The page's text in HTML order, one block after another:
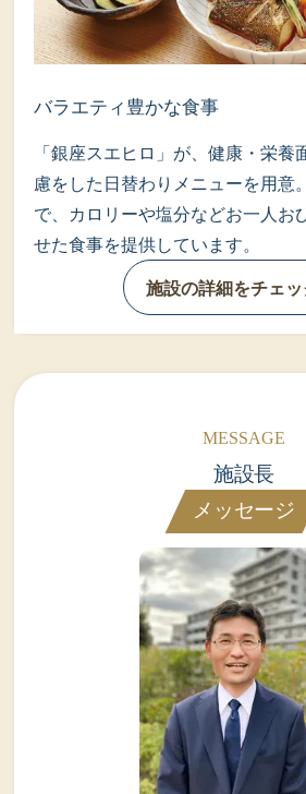
バラエティ豊かな食事
「銀座スエヒロ」が、健康・栄養
慮をした日替わりメニューを用意
で、カロリーや塩分などお一人お
せた食事を提供しています。
施設の詳細をチェッ
施設長
メッセージ